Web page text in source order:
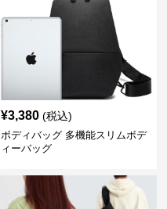
¥3,380 (税込)
ボディバッグ 多機能スリムボデ
ィーバッグ